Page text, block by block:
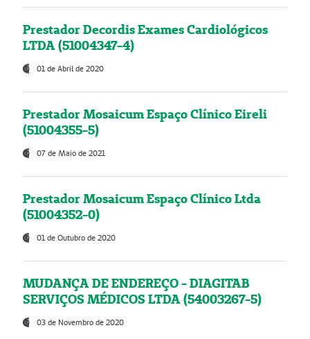
Prestador Decordis Exames Cardiológicos
LTDA (51004347-4)
01 de Abril de 2020
Prestador Mosaicum Espaço Clínico Eireli
(51004355-5)
07 de Maio de 2021
Prestador Mosaicum Espaço Clínico Ltda
(51004352-0)
01 de Outubro de 2020
MUDANÇA DE ENDEREÇO - DIAGITAB
SERVIÇOS MÉDICOS LTDA (54003267-5)
03 de Novembro de 2020